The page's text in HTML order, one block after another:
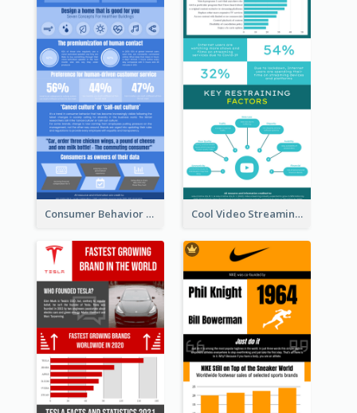
Consumer Behavior Analysis Infographic Design Cool Video Streaming Trend Infographic Design Idea